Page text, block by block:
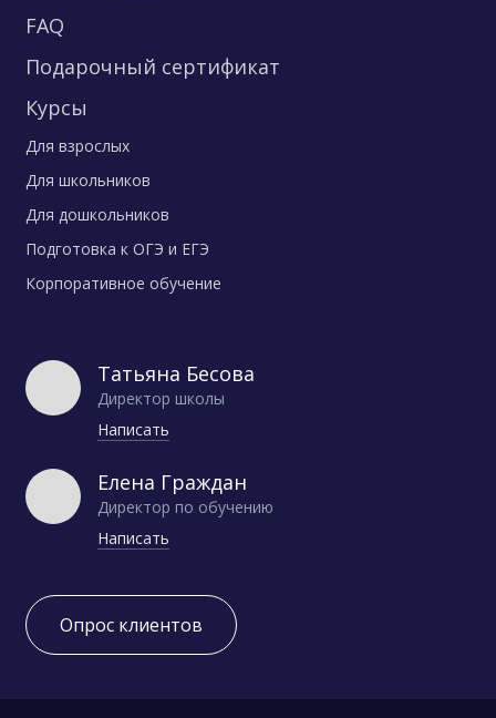
FAQ
Подарочный сертификат
Курсы
Для взрослых
Для школьников
Для дошкольников
Подготовка к ОГЭ и ЕГЭ
Корпоративное обучение
Татьяна Бесова
Директор школы
Написать
Елена Граждан
Директор по обучению
Написать
Опрос клиентов